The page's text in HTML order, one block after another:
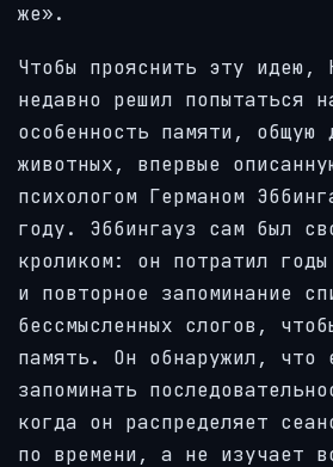
же».
Чтобы прояснить эту идею,
недавно решил попытаться
особенность памяти, общую
животных, впервые
психологом Германом
году. Эббингауз сам был
кроликом: он потратил
и повторное запоминание
бессмысленных слогов,
память. Он обнаружил, что
запоминать
когда он распределяет
по времени, а не изучает